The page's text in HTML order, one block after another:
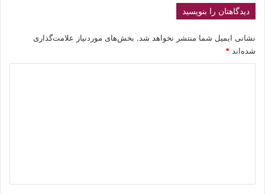
دیدگاهتان را بنویسید
نشانی ایمیل شما منتشر نخواهد شد. بخش‌های موردنیاز علامت‌گذاری
شده‌اند *